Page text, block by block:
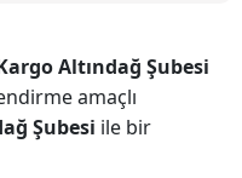
Altındağ Şubesi
amaçlı
Şubesi ile bir